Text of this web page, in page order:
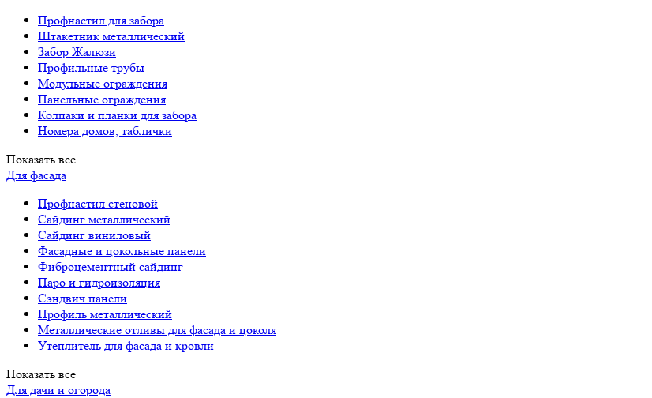
Профнастил для забора
Штакетник металлический
Забор Жалюзи
Профильные трубы
Модульные ограждения
Панельные ограждения
Колпаки и планки для забора
Номера домов, таблички
Показать все
Для фасада
Профнастил стеновой
Сайдинг металлический
Сайдинг виниловый
Фасадные и цокольные панели
Фиброцементный сайдинг
Паро и гидроизоляция
Сэндвич панели
Профиль металлический
Металлические отливы для фасада и цоколя
Утеплитель для фасада и кровли
Показать все
Для дачи и огорода